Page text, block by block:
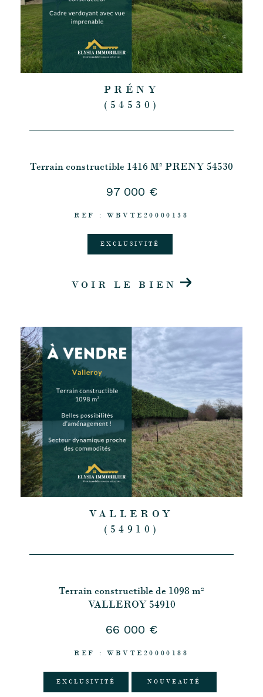
PRÉNY
(54530)
Terrain constructible 1416 M² PRENY 54530
97 000 €
REF : WBVTE20000138
EXCLUSIVITÉ
VOIR LE BIEN
VALLEROY
(54910)
Terrain constructible de 1098 m²
VALLEROY 54910
66 000 €
REF : WBVTE20000188
EXCLUSIVITÉ NOUVEAUTÉ